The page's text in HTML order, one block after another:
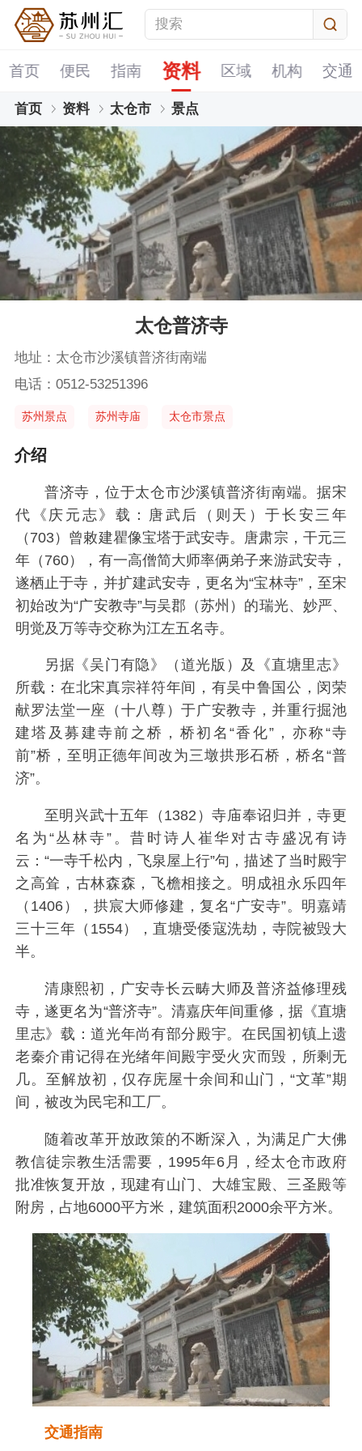
首页 便民 指南 资料 区域 机构 交通
首页 资料 太仓市 景点
太仓普济寺
地址：太仓市沙溪镇普济街南端
电话：0512-53251396
苏州景点 苏州寺庙 太仓市景点
介绍
普济寺，位于太仓市沙溪镇普济街南端。据宋
代《庆元志》载：唐武后（则天）于长安三年
（703）曾敕建瞿像宝塔于武安寺。唐肃宗，干元三
年（760），有一高僧简大师率俩弟子来游武安寺，
遂栖止于寺，并扩建武安寺，更名为“宝林寺”，至宋
初始改为“广安教寺”与吴郡（苏州）的瑞光、妙严、
明觉及万等寺交称为江左五名寺。
另据《吴门有隐》（道光版）及《直塘里志》
所载：在北宋真宗祥符年间，有吴中鲁国公，闵荣
献罗法堂一座（十八尊）于广安教寺，并重行掘池
建塔及募建寺前之桥，桥初名“香化”，亦称“寺
前”桥，至明正德年间改为三墩拱形石桥，桥名“普
济”。
至明兴武十五年（1382）寺庙奉诏归并，寺更
名为“丛林寺”。昔时诗人崔华对古寺盛况有诗
云：“一寺千松内，飞泉屋上行”句，描述了当时殿宇
之高耸，古林森森，飞檐相接之。明成祖永乐四年
（1406），拱宸大师修建，复名“广安寺”。明嘉靖
三十三年（1554），直塘受倭寇洗劫，寺院被毁大
半。
清康熙初，广安寺长云畴大师及普济益修理残
寺，遂更名为“普济寺”。清嘉庆年间重修，据《直塘
里志》载：道光年尚有部分殿宇。在民国初镇上遗
老秦介甫记得在光绪年间殿宇受火灾而毁，所剩无
几。至解放初，仅存庑屋十余间和山门，“文革”期
间，被改为民宅和工厂。
随着改革开放政策的不断深入，为满足广大佛
教信徒宗教生活需要，1995年6月，经太仓市政府
批准恢复开放，现建有山门、大雄宝殿、三圣殿等
附房，占地6000平方米，建筑面积2000余平方米。
交通指南